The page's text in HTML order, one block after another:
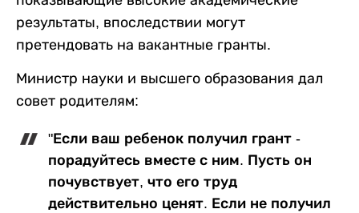
результаты, впоследствии могут
претендовать на вакантные гранты.
Министр науки и высшего образования дал
совет родителям:
"Если ваш ребенок получил грант -
порадуйтесь вместе с ним. Пусть он
почувствует, что его труд
действительно ценят. Если не получил